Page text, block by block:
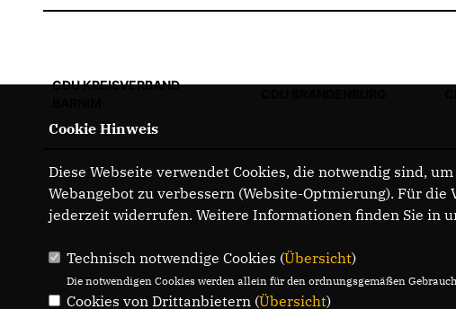
CDU KREISVERBAND
Cookie Hinweis
Diese Webseite verwendet Cookies, die notwendig sind,
Webangebot zu verbessern (Website-Optmierung). Für
jederzeit widerrufen. Weitere Informationen finden Sie in
Technisch notwendige Cookies (Übersicht)
Die notwendigen Cookies werden allein für den ordnungsgemäßen
Cookies von Drittanbietern (Übersicht)